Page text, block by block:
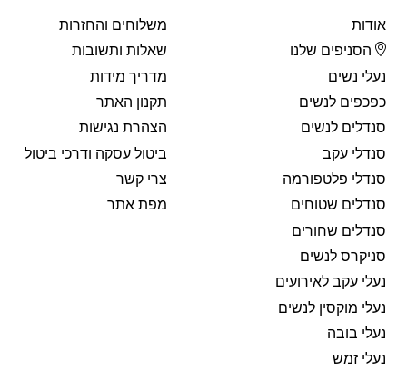
אודות
הסניפים שלנו
נעלי נשים
כפכפים לנשים
סנדלים לנשים
סנדלי עקב
סנדלי פלטפורמה
סנדלים שטוחים
סנדלים שחורים
סניקרס לנשים
נעלי עקב לאירועים
נעלי מוקסין לנשים
נעלי בובה
נעלי זמש
משלוחים והחזרות
שאלות ותשובות
מדריך מידות
תקנון האתר
הצהרת נגישות
ביטול עסקה ודרכי ביטול
צרי קשר
מפת אתר